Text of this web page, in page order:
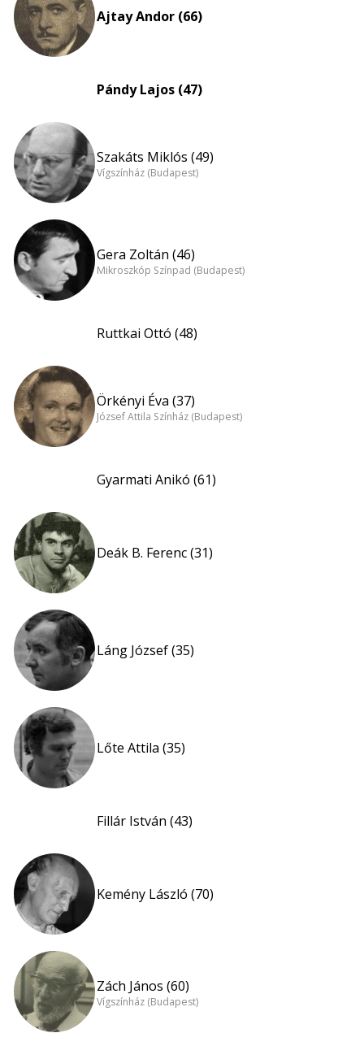
Ajtay Andor (66)
Pándy Lajos (47)
Szakáts Miklós (49)
Vígszínház (Budapest)
Gera Zoltán (46)
Mikroszkóp Színpad (Budapest)
Ruttkai Ottó (48)
Örkényi Éva (37)
József Attila Színház (Budapest)
Gyarmati Anikó (61)
Deák B. Ferenc (31)
Láng József (35)
Lőte Attila (35)
Fillár István (43)
Kemény László (70)
Zách János (60)
Vígszínház (Budapest)